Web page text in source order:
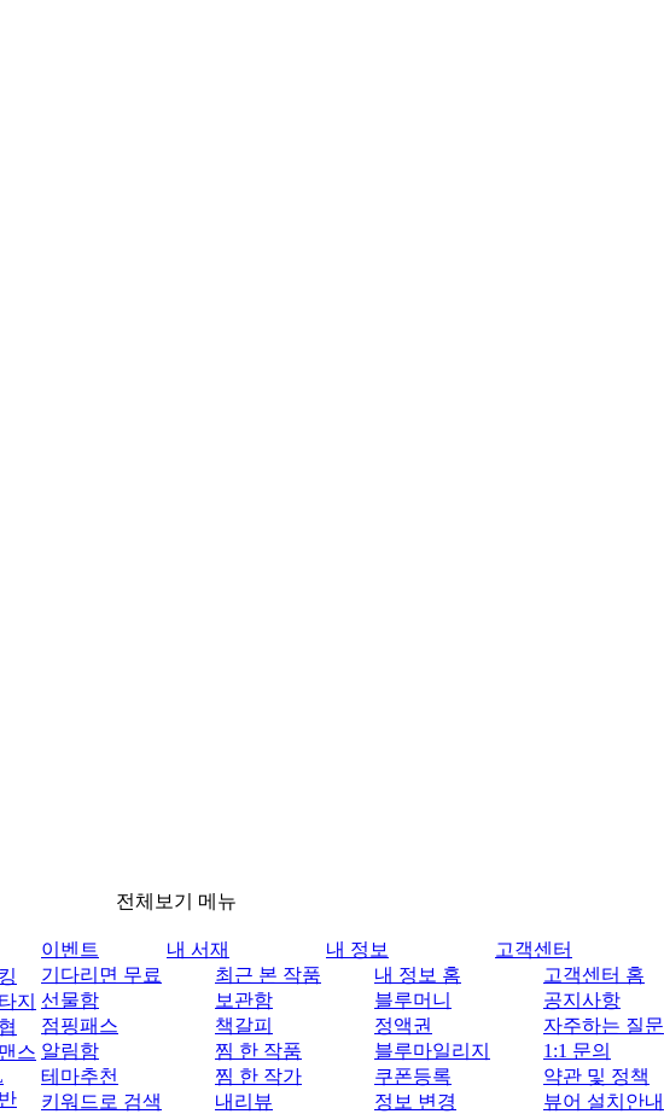
전체보기 메뉴
지
스
이벤트
기다리면 무료
선물함
점핑패스
알림함
테마추천
키워드로 검색
내 서재
최근 본 작품
보관함
책갈피
찜 한 작품
찜 한 작가
내리뷰
내 정보
내 정보 홈
블루머니
정액권
블루마일리지
쿠폰등록
정보 변경
고객센터
고객센터 홈
공지사항
자주하는 질문
1:1 문의
약관 및 정책
뷰어 설치안내